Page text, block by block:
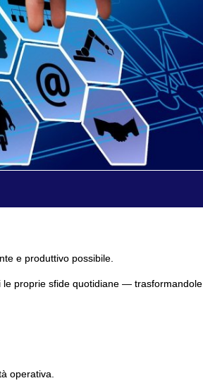
e produttivo possibile.
proprie sfide quotidiane — trasformandole
operativa.